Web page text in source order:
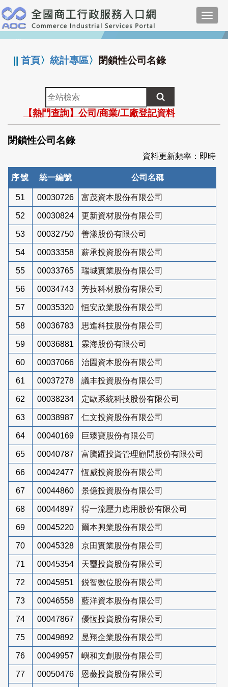
跳
到
主
要
:::
||首頁〉統計專區〉 閉鎖性公司名錄
全
站
檢
索
【熱門查詢】公司/商業/工廠登記資料
閉鎖性公司名錄
資料更新頻率：即時
序號 統一編號 公司名稱
51 00030726 富茂資本股份有限公司
52 00030824 更新資材股份有限公司
53 00032750 善漾股份有限公司
54 00033358 薪承投資股份有限公司
55 00033765 瑞城實業股份有限公司
56 00034743 芳技科材股份有限公司
57 00035320 恒安欣業股份有限公司
58 00036783 思進科技股份有限公司
59 00036881 霖海股份有限公司
60 00037066 治園資本股份有限公司
61 00037278 議丰投資股份有限公司
62 00038234 定歐系統科技股份有限公司
63 00038987 仁文投資股份有限公司
64 00040169 巨臻寶股份有限公司
65 00040787 富騰躍投資管理顧問股份有限公司
66 00042477 恆威投資股份有限公司
67 00044860 景億投資股份有限公司
68 00044897 得一流壓力應用股份有限公司
69 00045220 爾本興業股份有限公司
70 00045328 京田實業股份有限公司
71 00045354 天璽投資股份有限公司
72 00045951 鋭智數位股份有限公司
73 00046558 藍洋資本股份有限公司
74 00047867 優恆投資股份有限公司
75 00049892 昱翔企業股份有限公司
76 00049957 嶼和文創股份有限公司
77 00050476 恩薇投資股份有限公司